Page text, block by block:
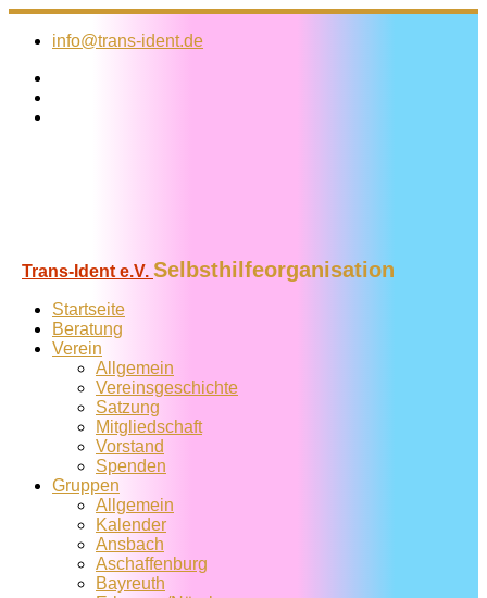
Zum
Inhalt
info@trans-ident.de
Trans-Ident e.V. Selbsthilfeorganisation
Startseite
Beratung
Verein
Allgemein
Vereins­geschichte
Satzung
Mitglied­schaft
Vorstand
Spenden
Gruppen
Allgemein
Kalender
Ansbach
Aschaffenburg
Bayreuth